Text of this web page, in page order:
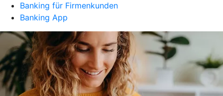
Banking für Firmenkunden
Banking App